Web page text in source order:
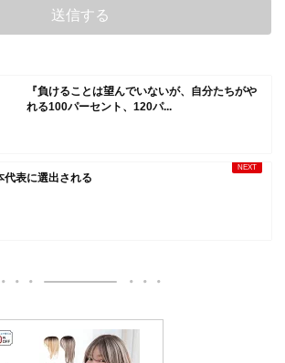
『負けることは望んでいないが、自分たちがや
れる100パーセント、120パ...
表に選出される